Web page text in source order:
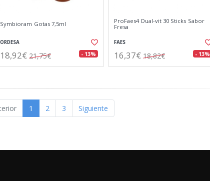
Symbioram Gotas 7,5ml
ORDESA
18,92€ 21,75€ - 13%
ProFaes4 Dual-vit 30 Sticks Sabor
Fresa
FAES
16,37€ 18,82€ - 13%
1 2 3 Siguiente